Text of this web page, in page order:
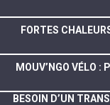
FORTES
MOUV’NGO VÉLO :
BESOIN D’UN